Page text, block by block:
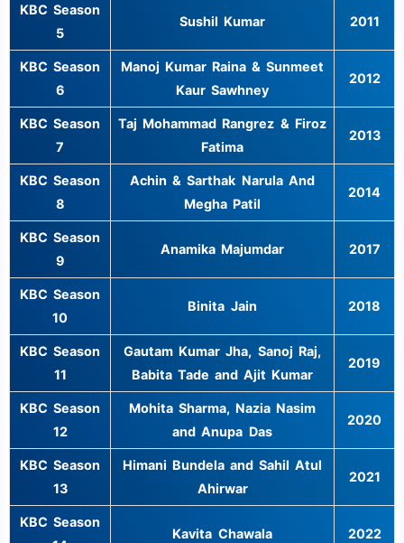
KBC Season
5
Sushil Kumar 2011
KBC Season
6
Manoj Kumar Raina & Sunmeet
Kaur Sawhney
2012
KBC Season
7
Taj Mohammad Rangrez & Firoz
Fatima
2013
KBC Season
8
Achin & Sarthak Narula And
Megha Patil
2014
KBC Season
9
Anamika Majumdar 2017
KBC Season
10
Binita Jain 2018
KBC Season
11
Gautam Kumar Jha, Sanoj Raj,
Babita Tade and Ajit Kumar
2019
KBC Season
12
Mohita Sharma, Nazia Nasim
and Anupa Das
2020
KBC Season
13
Himani Bundela and Sahil Atul
Ahirwar
2021
KBC Season
Kavita Chawala 2022